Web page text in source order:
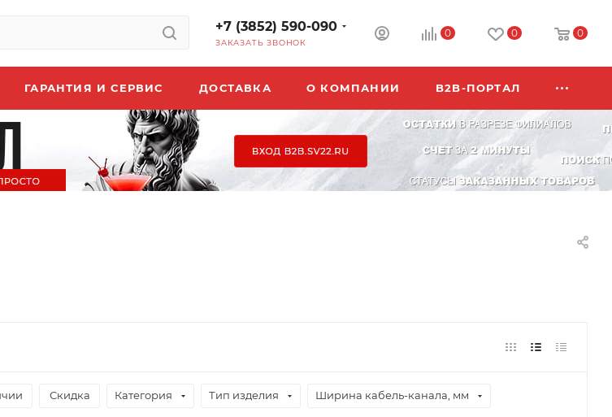
+7 (3852) 590-090
ЗАКАЗАТЬ ЗВОНОК
0 0 0
ГАРАНТИЯ И СЕРВИС ДОСТАВКА О КОМПАНИИ B2B-ПОРТАЛ
Скидка Категория Тип изделия Ширина кабель-канала, мм